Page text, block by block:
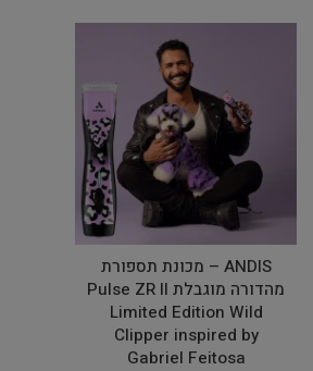
ANDIS – מכונת תספורת
מהדורה מוגבלת Pulse ZR II
Limited Edition Wild
Clipper inspired by
Gabriel Feitosa